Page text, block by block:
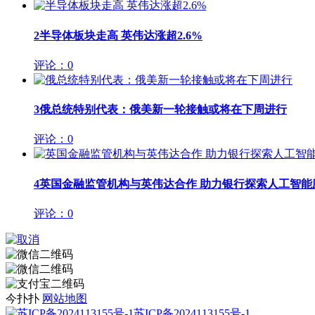
2半导体板块走高 英伟达涨超2.6%
评论：0
3俄总统特别代表：俄美新一轮接触或将在下周进行
评论：0
4英国金融监管机构与英伟达合作 助力银行探索人工智能
评论：0
今扑扑 网站地图